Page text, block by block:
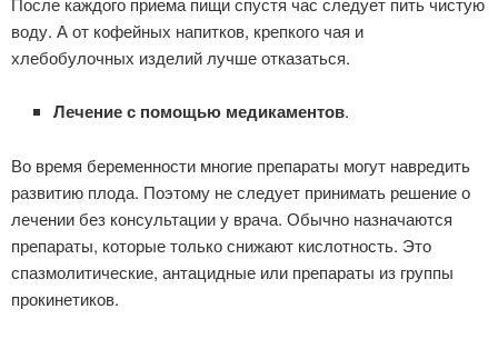
воду. А от кофейных напитков, крепкого чая и
хлебобулочных изделий лучше отказаться.
Лечение с помощью медикаментов.
Во время беременности многие препараты могут навредить
развитию плода. Поэтому не следует принимать решение о
лечении без консультации у врача. Обычно назначаются
препараты, которые только снижают кислотность. Это
спазмолитические, антацидные или препараты из группы
прокинетиков.